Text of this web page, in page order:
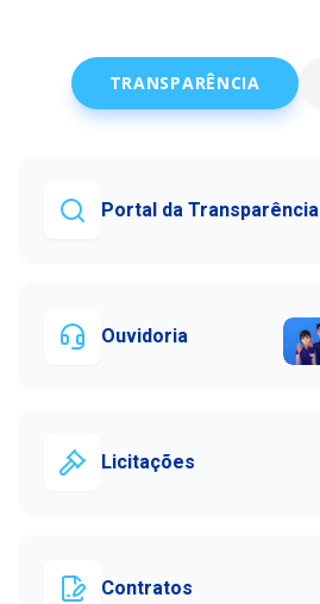
TRANSPARÊNCIA
Portal da Transparência
Ouvidoria
Licitações
Contratos